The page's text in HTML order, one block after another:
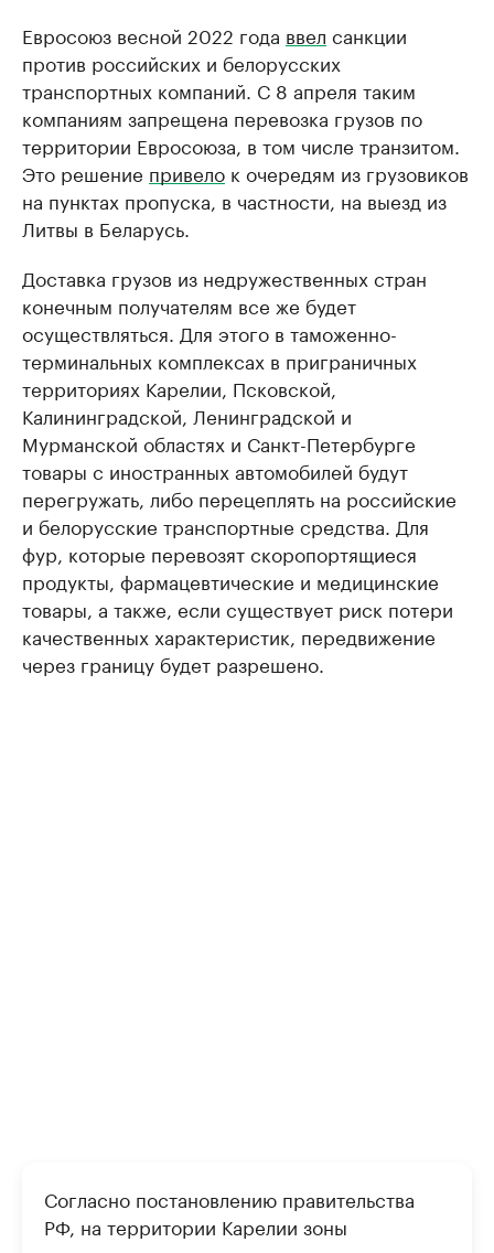
Евросоюз весной 2022 года ввел санкции
против российских и белорусских
транспортных компаний. С 8 апреля таким
компаниям запрещена перевозка грузов по
территории Евросоюза, в том числе транзитом.
Это решение привело к очередям из грузовиков
на пунктах пропуска, в частности, на выезд из
Литвы в Беларусь.
Доставка грузов из недружественных стран
конечным получателям все же будет
осуществляться. Для этого в таможенно-
терминальных комплексах в приграничных
территориях Карелии, Псковской,
Калининградской, Ленинградской и
Мурманской областях и Санкт-Петербурге
товары с иностранных автомобилей будут
перегружать, либо перецеплять на российские
и белорусские транспортные средства. Для
фур, которые перевозят скоропортящиеся
продукты, фармацевтические и медицинские
товары, а также, если существует риск потери
качественных характеристик, передвижение
через границу будет разрешено.
Согласно постановлению правительства
РФ, на территории Карелии зоны